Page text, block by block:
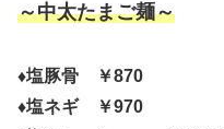
～中太たまご麺～
♦塩豚骨 ￥870
♦塩ネギ ￥970